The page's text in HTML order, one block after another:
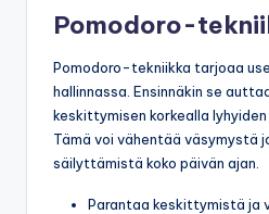
Pomodoro-
Pomodoro-tekniikka tarjoaa
hallinnassa. Ensinnäkin se
keskittymisen korkealla
Tämä voi vähentää väsymystä
säilyttämistä koko päivän ajan.
Parantaa keskittymistä ja